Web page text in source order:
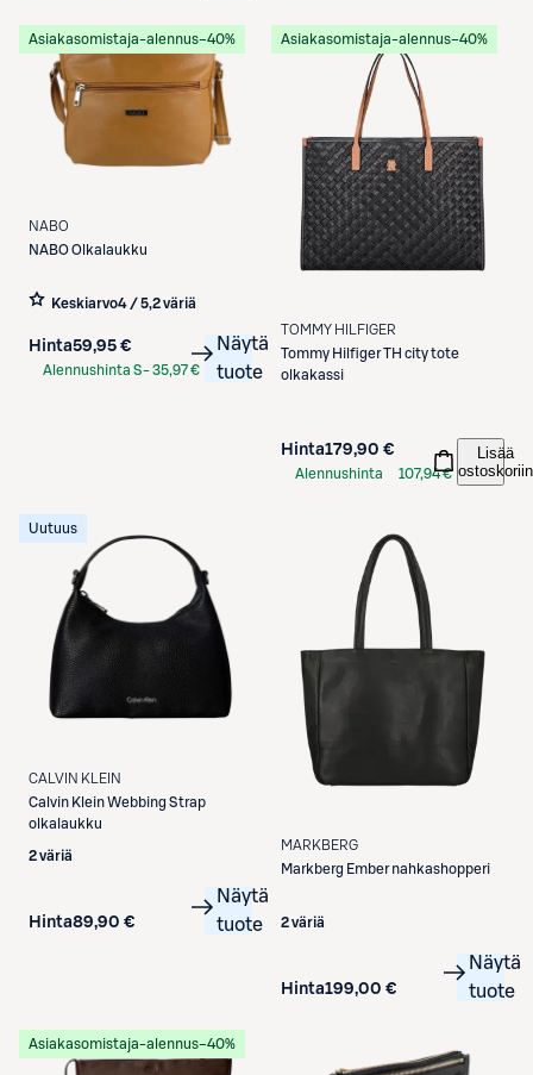
Asiakasomistaja-alennus−40%
NABO
NABOOlkalaukku
Keskiarvo4 / 5,2 väriä
Hinta59,95 €
Alennushinta S-35,97 €
Näytä
tuote
Asiakasomistaja-alennus−40%
TOMMY HILFIGER
Tommy HilfigerTH city tote
olkakassi
Hinta179,90 €
Alennushinta
107,94 €
Lisää
ostoskoriin
Uutuus
CALVIN KLEIN
Calvin KleinWebbing Strap
olkalaukku
2 väriä
Hinta89,90 €
Näytä
tuote
MARKBERG
Markberg Ember nahkashopperi
2 väriä
Hinta199,00 €
Näytä
tuote
Asiakasomistaja-alennus−40%